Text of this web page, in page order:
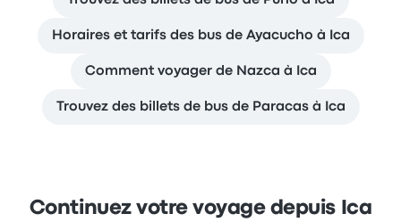
Horaires et tarifs des bus de Ayacucho à Ica
Comment voyager de Nazca à Ica
Trouvez des billets de bus de Paracas à Ica
Continuez votre voyage depuis Ica